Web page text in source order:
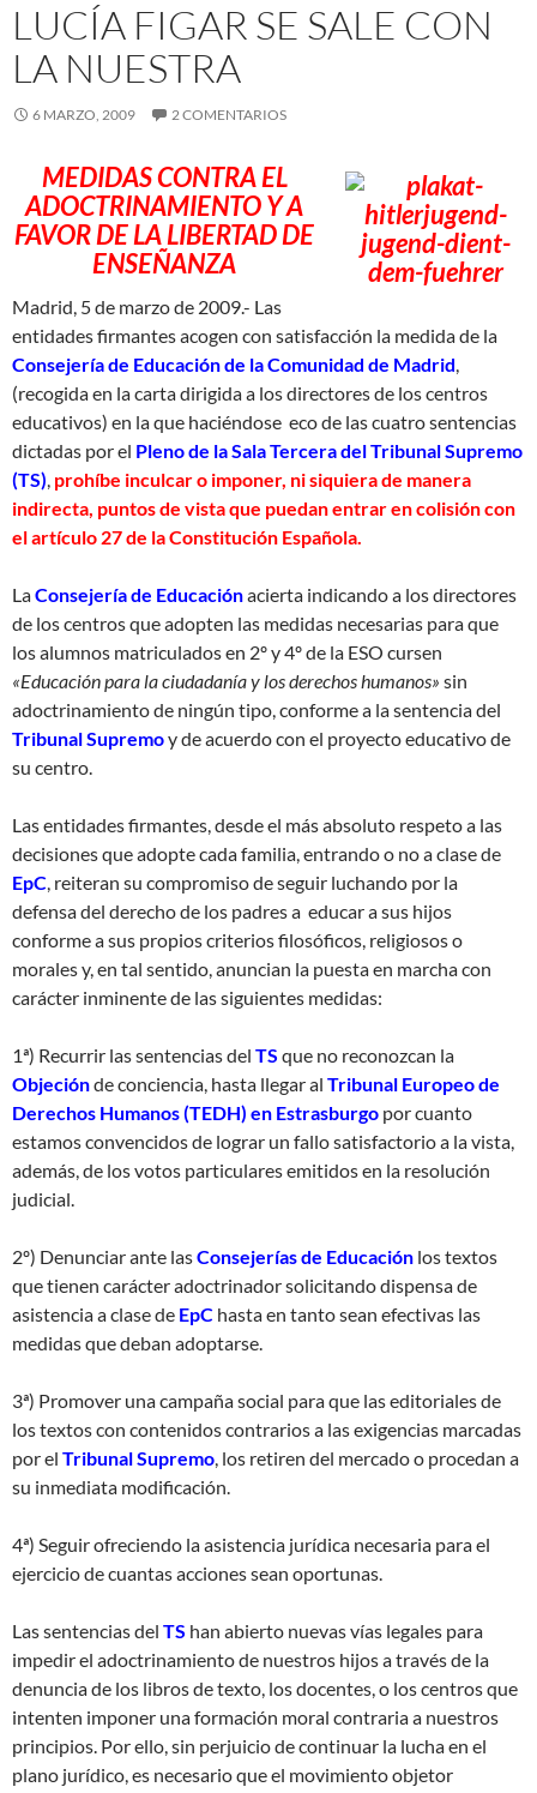
LUCÍA FIGAR SE SALE CON
LA NUESTRA
6 MARZO, 2009 2 COMENTARIOS
MEDIDAS CONTRA EL
ADOCTRINAMIENTO Y A
FAVOR DE LA LIBERTAD DE
ENSEÑANZA
Madrid, 5 de marzo de 2009.- Las
entidades firmantes acogen con satisfacción la medida de la
Consejería de Educación de la Comunidad de Madrid,
(recogida en la carta dirigida a los directores de los centros
educativos) en la que haciéndose eco de las cuatro sentencias
dictadas por el Pleno de la Sala Tercera del Tribunal Supremo
(TS), prohíbe inculcar o imponer, ni siquiera de manera
indirecta, puntos de vista que puedan entrar en colisión con
el artículo 27 de la Constitución Española.
LaConsejería de Educaciónacierta indicando a los directores
de los centros que adopten las medidas necesarias para que
los alumnos matriculados en 2º y 4º de la ESO cursen
«Educación para la ciudadanía y los derechos humanos» sin
adoctrinamiento de ningún tipo, conforme a la sentencia del
Tribunal Supremoy de acuerdo con el proyecto educativo de
su centro.
Las entidades firmantes, desde el más absoluto respeto a las
decisiones que adopte cada familia, entrando o no a clase de
EpC, reiteran su compromiso de seguir luchando por la
defensa del derecho de los padres a educar a sus hijos
conforme a sus propios criterios filosóficos, religiosos o
morales y, en tal sentido, anuncian la puesta en marcha con
carácter inminente de las siguientes medidas:
1ª) Recurrir las sentencias del TS que no reconozcan la
Objeciónde conciencia, hasta llegar al Tribunal Europeo de
Derechos Humanos (TEDH) en Estrasburgo por cuanto
estamos convencidos de lograr un fallo satisfactorio a la vista,
además, de los votos particulares emitidos en la resolución
judicial.
2º) Denunciar ante lasConsejerías de Educación los textos
que tienen carácter adoctrinador solicitando dispensa de
asistencia a clase de EpC hasta en tanto sean efectivas las
medidas que deban adoptarse.
3ª) Promover una campaña social para que las editoriales de
los textos con contenidos contrarios a las exigencias marcadas
por el Tribunal Supremo, los retiren del mercado o procedan a
su inmediata modificación.
4ª) Seguir ofreciendo la asistencia jurídica necesaria para el
ejercicio de cuantas acciones sean oportunas.
Las sentencias del TS han abierto nuevas vías legales para
impedir el adoctrinamiento de nuestros hijos a través de la
denuncia de los libros de texto, los docentes, o los centros que
intenten imponer una formación moral contraria a nuestros
principios. Por ello, sin perjuicio de continuar la lucha en el
plano jurídico, es necesario que el movimiento objetor